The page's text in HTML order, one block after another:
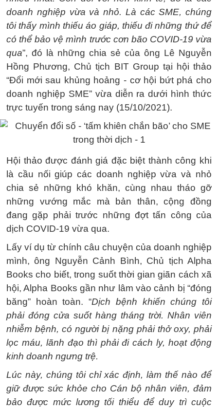
doanh nghiệp vừa và nhỏ. Là các SME, chúng
tôi thấy mình thiếu áo giáp, thiếu đi những thứ để
có thể bảo vệ mình trước cơn bão COVID-19 vừa
qua”, đó là những chia sẻ của ông Lê Nguyễn
Hồng Phương, Chủ tịch BIT Group tại hội thảo
“Đổi mới sau khủng hoảng - cơ hội bứt phá cho
doanh nghiệp SME” vừa diễn ra dưới hình thức
trực tuyến trong sáng nay (15/10/2021).
Hội thảo được đánh giá đặc biệt thành công khi
là cầu nối giúp các doanh nghiệp vừa và nhỏ
chia sẻ những khó khăn, cùng nhau tháo gỡ
những vướng mắc mà bản thân, cộng đồng
đang gặp phải trước những đợt tấn công của
dịch COVID-19 vừa qua.
Lấy ví dụ từ chính câu chuyện của doanh nghiệp
mình, ông Nguyễn Cảnh Bình, Chủ tịch Alpha
Books cho biết, trong suốt thời gian giãn cách xã
hội, Alpha Books gần như lâm vào cảnh bị “đóng
băng” hoàn toàn. “Dịch bệnh khiến chúng tôi
phải đóng cửa suốt hàng tháng trời. Nhân viên
nhiễm bệnh, có người bị nặng phải thở oxy, phải
lọc máu, lãnh đạo thì phải đi cách ly, hoạt động
kinh doanh ngưng trệ.
Lúc này, chúng tôi chỉ xác định, làm thế nào để
giữ được sức khỏe cho Cán bộ nhân viên, đảm
bảo được mức lương tối thiểu để duy trì cuộc